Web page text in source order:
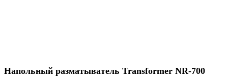
Напольный разматыватель Transformer NR-700